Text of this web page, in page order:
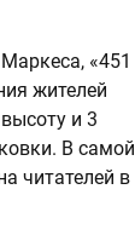
«451
жителей
и 3
В самой
читателей в